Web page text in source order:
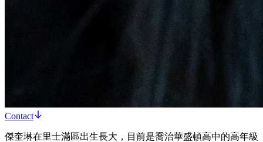
Contact
傑奎琳在里士滿區出生長大，目前是喬治華盛頓高中的高年級